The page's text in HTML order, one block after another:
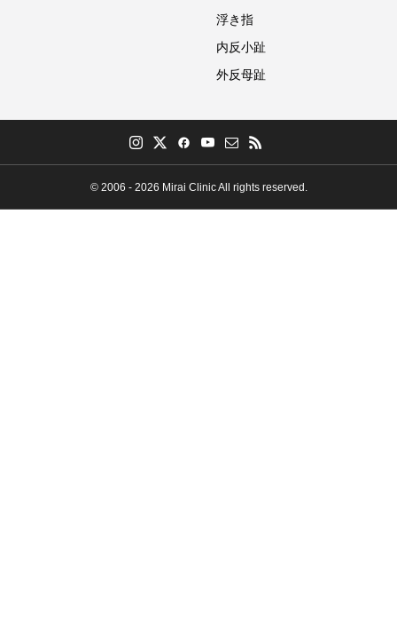
浮き指
内反小趾
外反母趾
© 2006 - 2026 Mirai Clinic All rights reserved.